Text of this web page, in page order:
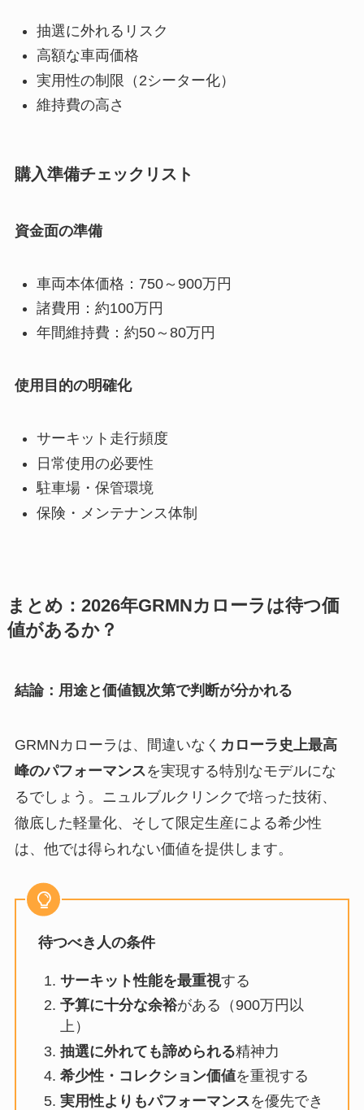
抽選に外れるリスク
高額な車両価格
実用性の制限（2シーター化）
維持費の高さ
購入準備チェックリスト
資金面の準備
車両本体価格：750～900万円
諸費用：約100万円
年間維持費：約50～80万円
使用目的の明確化
サーキット走行頻度
日常使用の必要性
駐車場・保管環境
保険・メンテナンス体制
まとめ：2026年GRMNカローラは待つ価
値があるか？
結論：用途と価値観次第で判断が分かれる
GRMNカローラは、間違いなく カローラ史上最高
峰のパフォーマンスを実現する特別なモデルにな
るでしょう。ニュルブルクリンクで培った技術、
徹底した軽量化、そして限定生産による希少性
は、他では得られない価値を提供します。
待つべき人の条件
サーキット性能を最重視する
予算に十分な余裕がある（900万円以
上）
抽選に外れても諦められる精神力
希少性・コレクション価値を重視する
実用性よりもパフォーマンスを優先でき